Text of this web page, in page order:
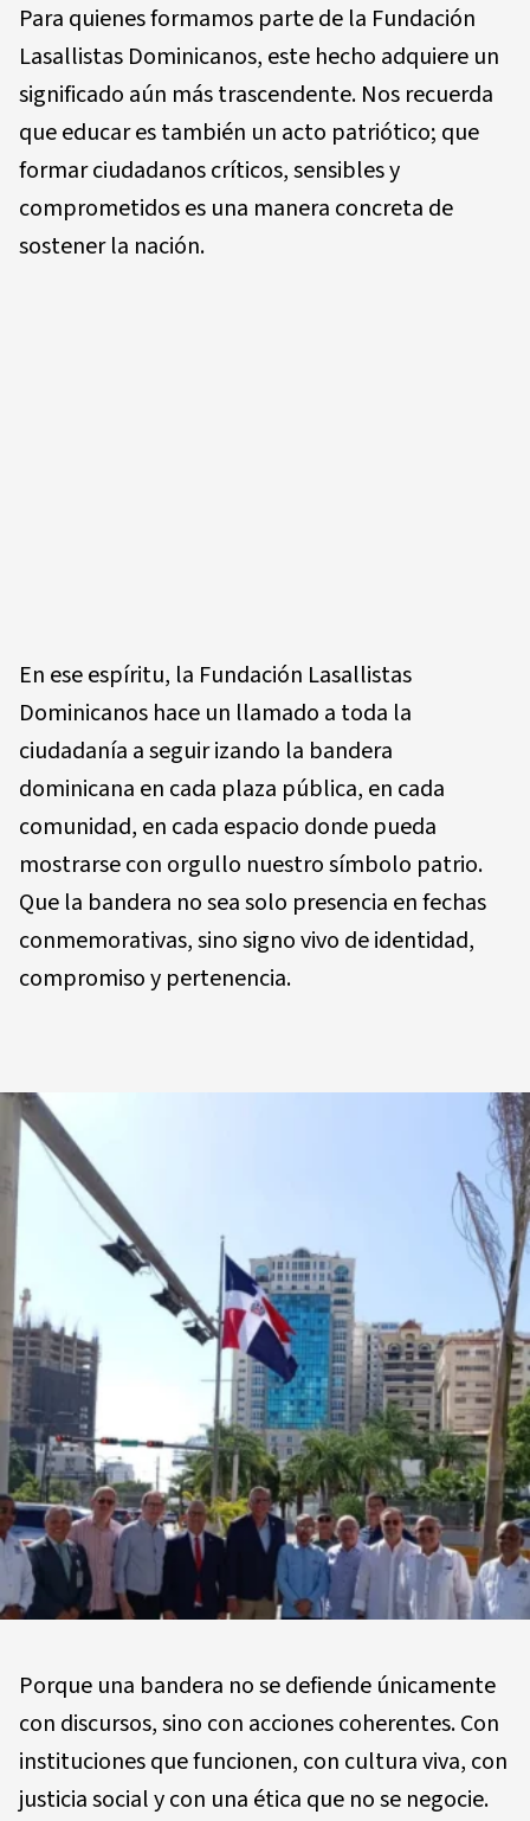
Para quienes formamos parte de la Fundación
Lasallistas Dominicanos, este hecho adquiere un
significado aún más trascendente. Nos recuerda
que educar es también un acto patriótico; que
formar ciudadanos críticos, sensibles y
comprometidos es una manera concreta de
sostener la nación.
En ese espíritu, la Fundación Lasallistas
Dominicanos hace un llamado a toda la
ciudadanía a seguir izando la bandera
dominicana en cada plaza pública, en cada
comunidad, en cada espacio donde pueda
mostrarse con orgullo nuestro símbolo patrio.
Que la bandera no sea solo presencia en fechas
conmemorativas, sino signo vivo de identidad,
compromiso y pertenencia.
Porque una bandera no se defiende únicamente
con discursos, sino con acciones coherentes. Con
instituciones que funcionen, con cultura viva, con
justicia social y con una ética que no se negocie.